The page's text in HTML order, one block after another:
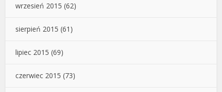
wrzesień 2015 (62)
sierpień 2015 (61)
lipiec 2015 (69)
czerwiec 2015 (73)